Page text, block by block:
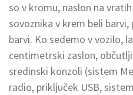
so v kromu, naslon na
sovoznika v krem beli
barvi. Ko sedemo v vozilo,
centimetrski zaslon,
sredinski konzoli (sistem
radio, priključek USB,